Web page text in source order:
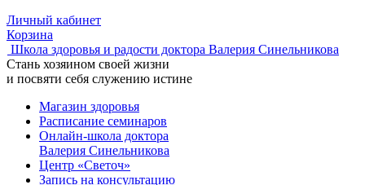
Личный кабинет
Корзина
Школа здоровья и радости доктора Валерия Синельникова
Стань хозяином своей жизни
и посвяти себя служению истине
Магазин здоровья
Расписание семинаров
Онлайн-школа доктора
Валерия Синельникова
Центр «Светоч»
Запись на консультацию